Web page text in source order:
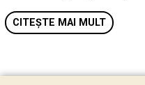
CITEȘTE MAI MULT